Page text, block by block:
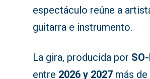
espectáculo reúne a
guitarra e instrumento.
La gira, producida por
entre 2026 y 2027 más